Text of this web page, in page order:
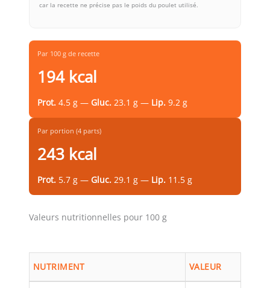
car la recette ne précise pas le poids du poulet utilisé.
Par 100 g de recette
194 kcal
Prot. 4.5 g — Gluc. 23.1 g — Lip. 9.2 g
Par portion (4 parts)
243 kcal
Prot. 5.7 g — Gluc. 29.1 g — Lip. 11.5 g
Valeurs nutritionnelles pour 100 g
NUTRIMENT VALEUR